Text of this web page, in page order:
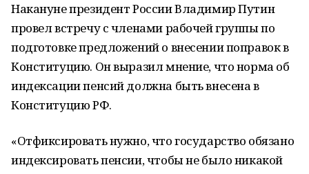
Накануне президент России Владимир Путин
провел встречу с членами рабочей группы по
подготовке предложений о внесении поправок в
Конституцию. Он выразил мнение, что норма об
индексации пенсий должна быть внесена в
Конституцию РФ.
«Отфиксировать нужно, что государство обязано
индексировать пенсии, чтобы не было никакой